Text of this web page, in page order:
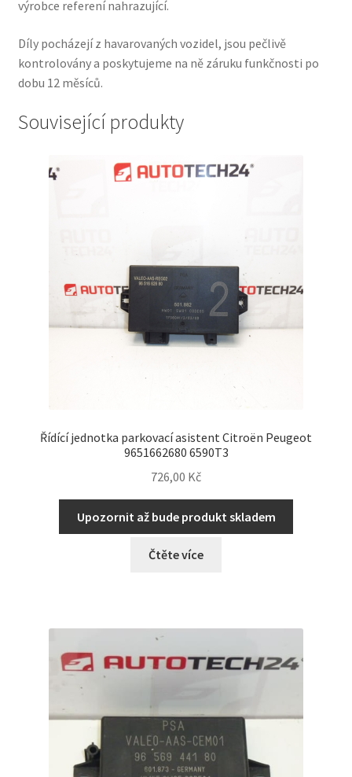
výrobce referení nahrazující.
Díly pocházejí z havarovaných vozidel, jsou pečlivě
kontrolovány a poskytujeme na ně záruku funkčnosti po
dobu 12 měsíců.
Související produkty
Řídící jednotka parkovací asistent Citroën Peugeot
9651662680 6590T3
726,00 Kč
Upozornit až bude produkt skladem
Čtěte více